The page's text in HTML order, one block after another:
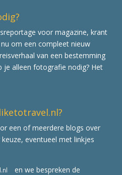
voor magazine, krant
om een compleet nieuw
van een bestemming
je alleen fotografie nodig? Het
een of meerdere blogs over
eventueel met linkjes
en we bespreken de